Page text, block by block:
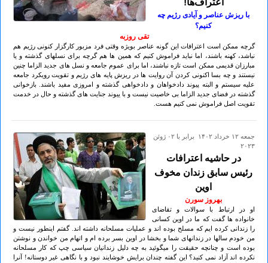
اعتراف‌ها!
با ریزش عناصر و آیادی رژیم چه
کنیم؟
تقی روزبه
گرچه ممکن است اعترافات این گونه عناصر بویژه وقتی فرد مزبور کارگزار کنونی رژیم هم
نباشد، کهنه باشند، اما نباید فراموش کنیم که همین ها هم گرچه برای نسلهای گذشته و یا
مبارزان قدیمی ممکن است تازه نباشند، اما برای عموم جامعه و نسل های جدید الزاما چنین
نیستند و چه بسا اکنونی کردن آن روایت ها در ریزش پایه های رژیم و تقویت رویکرد جامعه
علیه سیستم و البته پیوند دادخواهان و دادخواهی گذشته و امروزی مفید باشند. بازخوانی
گذشته در فضای جدید الزاما بی خاصیت نیست و با ییوند جنایت‌ های گذشته و حال در خدمت
تقویت اصل فراموش نمی کنیم هست.
جمعه ۱۲ خرداد ۱۴۰۲ برابر با ۰۲ ژوئن
۲۰۲۳
در حاشیه اعترافات
رئیس سابق زندان مخوف
اوین
بهروز سورن
او در ارتباط با سوالات و تقاضای
خانواده ها گفت که ما در اوین کسانی
را زندانی کرده ایم که مسلح بوده اند و عملیات مسلحانه داشته اند. گفتم اینطور نیست و
من خودم سالها در زندانهای شما و بخشا در اوین بسر برده ام و اتهام من خواندن و نوشتن
بوده است و چنانچه حقیقت را میگوئید به چه دلیل زندانیان سیاسی چپ که کار مسلحانه
نکرده اند آزاد نمی کنید؟ این گفته چندان برایش خوشایند نبود و با نگاهی غیر دوستانه! آنرا